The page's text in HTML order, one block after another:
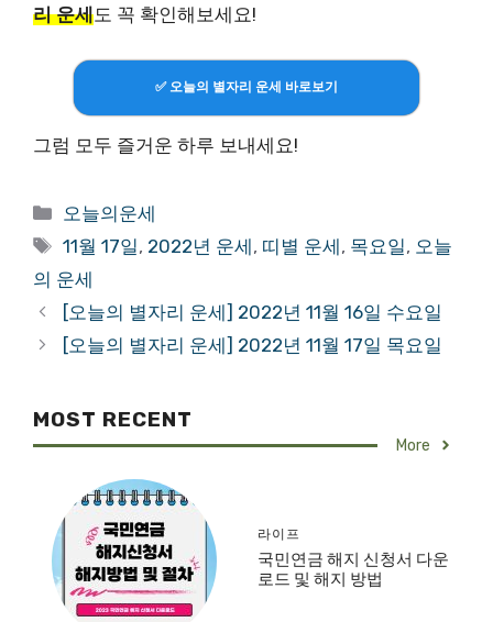
리 운세도 꼭 확인해보세요!
✅ 오늘의 별자리 운세 바로보기
그럼 모두 즐거운 하루 보내세요!
Categories
오늘의운세
Tags
11월 17일, 2022년 운세, 띠별 운세, 목요일, 오늘
의 운세
[오늘의 별자리 운세] 2022년 11월 16일 수요일
[오늘의 별자리 운세] 2022년 11월 17일 목요일
MOST RECENT
More
라이프
국민연금 해지 신청서 다운
로드 및 해지 방법